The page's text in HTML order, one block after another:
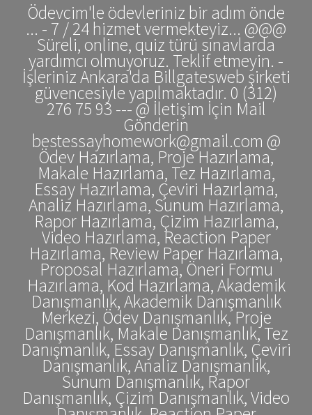
Ödevcim'le ödevleriniz bir adım önde
... - 7 / 24 hizmet vermekteyiz... @@@
Süreli, online, quiz türü sınavlarda
yardımcı olmuyoruz. Teklif etmeyin. -
İşleriniz Ankara'da Billgatesweb şirketi
güvencesiyle yapılmaktadır. 0 (312)
276 75 93 --- @ İletişim İçin Mail
Gönderin
bestessayhomework@gmail.com @
Ödev Hazırlama, Proje Hazırlama,
Makale Hazırlama, Tez Hazırlama,
Essay Hazırlama, Çeviri Hazırlama,
Analiz Hazırlama, Sunum Hazırlama,
Rapor Hazırlama, Çizim Hazırlama,
Video Hazırlama, Reaction Paper
Hazırlama, Review Paper Hazırlama,
Proposal Hazırlama, Öneri Formu
Hazırlama, Kod Hazırlama, Akademik
Danışmanlık, Akademik Danışmanlık
Merkezi, Ödev Danışmanlık, Proje
Danışmanlık, Makale Danışmanlık, Tez
Danışmanlık, Essay Danışmanlık, Çeviri
Danışmanlık, Analiz Danışmanlık,
Sunum Danışmanlık, Rapor
Danışmanlık, Çizim Danışmanlık, Video